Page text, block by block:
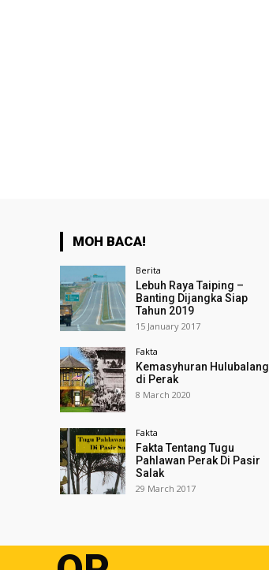
MOH BACA!
Berita
Lebuh Raya Taiping –
Banting Dijangka Siap
Tahun 2019
15 January 2017
Fakta
Kemasyhuran Hulubalang
di Perak
8 March 2020
Fakta
Fakta Tentang Tugu
Pahlawan Perak Di Pasir
Salak
29 March 2017